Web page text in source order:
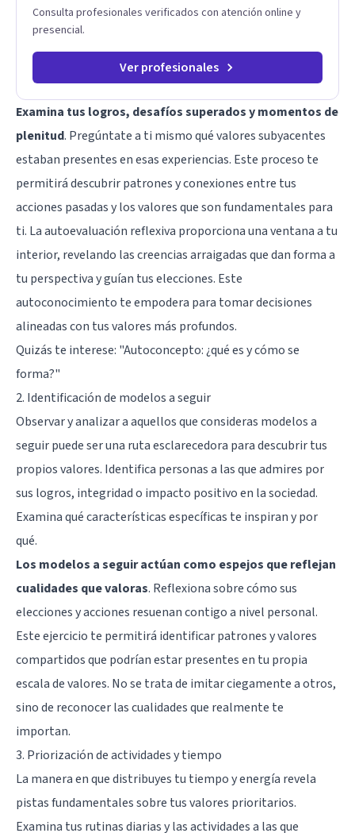
Consulta profesionales verificados con atención online y
presencial.
Ver profesionales
Examina tus logros, desafíos superados y momentos de
plenitud. Pregúntate a ti mismo qué valores subyacentes
estaban presentes en esas experiencias. Este proceso te
permitirá descubrir patrones y conexiones entre tus
acciones pasadas y los valores que son fundamentales para
ti. La autoevaluación reflexiva proporciona una ventana a tu
interior, revelando las creencias arraigadas que dan forma a
tu perspectiva y guían tus elecciones. Este
autoconocimiento te empodera para tomar decisiones
alineadas con tus valores más profundos.
Quizás te interese: "Autoconcepto: ¿qué es y cómo se
forma?"
2. Identificación de modelos a seguir
Observar y analizar a aquellos que consideras modelos a
seguir puede ser una ruta esclarecedora para descubrir tus
propios valores. Identifica personas a las que admires por
sus logros, integridad o impacto positivo en la sociedad.
Examina qué características específicas te inspiran y por
qué.
Los modelos a seguir actúan como espejos que reflejan
cualidades que valoras. Reflexiona sobre cómo sus
elecciones y acciones resuenan contigo a nivel personal.
Este ejercicio te permitirá identificar patrones y valores
compartidos que podrían estar presentes en tu propia
escala de valores. No se trata de imitar ciegamente a otros,
sino de reconocer las cualidades que realmente te
importan.
3. Priorización de actividades y tiempo
La manera en que distribuyes tu tiempo y energía revela
pistas fundamentales sobre tus valores prioritarios.
Examina tus rutinas diarias y las actividades a las que